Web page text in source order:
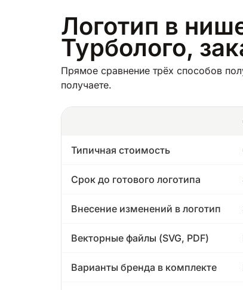
Логотип в
Турболого,
Прямое сравнение трёх способов
получаете.
Типичная стоимость
Срок до готового логотипа
Внесение изменений в логотип
Векторные файлы (SVG, PDF)
Варианты бренда в комплекте